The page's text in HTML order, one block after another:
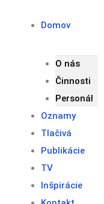
Domov
O nás
Činnosti
Personál
Oznamy
Tlačivá
Publikácie
TV
Inšpirácie